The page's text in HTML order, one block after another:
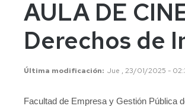
de
Gobierno
Dónde
elLenguas
Cursos
Español
lengua
Servicios
Secretaría
Servicio
Calidad
AULA DE
Derechos de
Última modificación Jue , 23/01/2025 -
Facultad de Empresa y Gestión Pública